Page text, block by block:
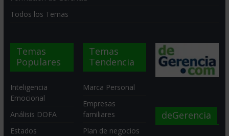
Todos los Temas
Temas
Populares
Inteligencia
Emocional
Análisis DOFA
Estados
Temas
Tendencia
Marca Personal
Empresas
familiares
Plan de negocios
deGerencia